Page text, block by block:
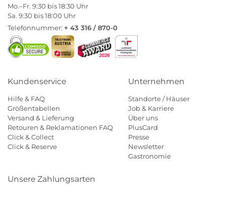
Mo.–Fr. 9:30 bis 18:30 Uhr
Sa. 9:30 bis 18:00 Uhr
Telefonnummer: + 43 316 / 870-0
Kundenservice
Hilfe & FAQ
Größentabellen
Versand & Lieferung
Retouren & Reklamationen FAQ
Click & Collect
Click & Reserve
Unternehmen
Standorte / Häuser
Job & Karriere
Über uns
PlusCard
Presse
Newsletter
Gastronomie
Unsere Zahlungsarten